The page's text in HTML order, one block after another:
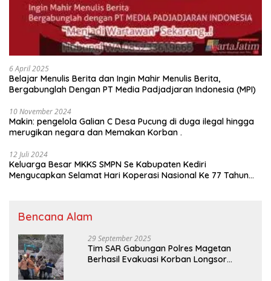
6 April 2025
Belajar Menulis Berita dan Ingin Mahir Menulis Berita,
Bergabunglah Dengan PT Media Padjadjaran Indonesia (MPI)
10 November 2024
Makin: pengelola Galian C Desa Pucung di duga ilegal hingga
merugikan negara dan Memakan Korban .
12 Juli 2024
Keluarga Besar MKKS SMPN Se Kabupaten Kediri
Mengucapkan Selamat Hari Koperasi Nasional Ke 77 Tahun
Bencana Alam
29 September 2025
Tim SAR Gabungan Polres Magetan
Berhasil Evakuasi Korban Longsor